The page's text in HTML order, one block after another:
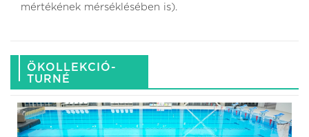
mértékének mérséklésében is).
ÖKOLLEKCIÓ-
TURNÉ